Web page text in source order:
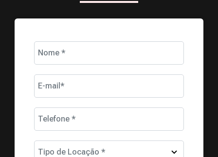
Nome *
E-mail*
Telefone *
Tipo de Locação *